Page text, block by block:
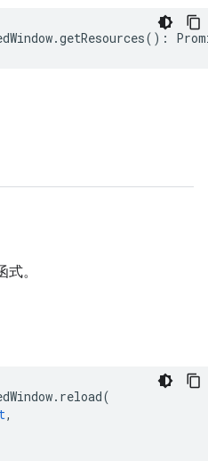
.getResources() :
。
. reload(
,